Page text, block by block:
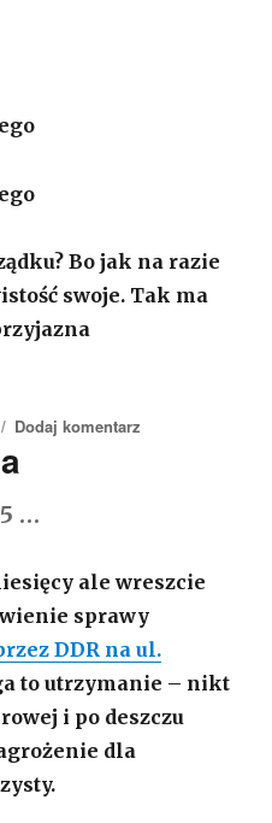
Bo jak na razie
swoje. Tak ma
Dodaj komentarz
…
ale wreszcie
sprawy
DDR na ul.
to utrzymanie – nikt
i po deszczu
dla